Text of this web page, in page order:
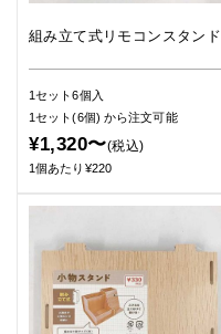
組み立て式リモコンスタンド
1セット6個入
1セット(6個) から注文可能
¥1,320〜(税込)
1個あたり¥220